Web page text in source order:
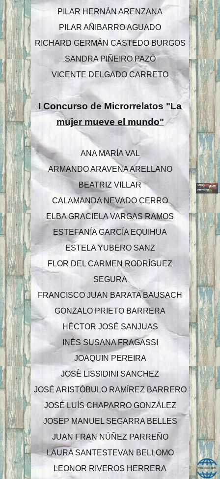
PILAR HERNÁN ARENZANA
PILAR AÑIBARRO AGUADO
RICHARD GERMÁN CASTEDO BURGOS
SANDRA PIÑEIRO PAZÓ
VICENTE DELGADO CARRETO
I Concurso de Microrrelatos "La
mujer mueve el mundo"
ANA MARÍA VAL
ARMANDO ARAVENA ARELLANO
BEATRIZ VILLAR
CALAMANDA NEVADO CERRO
ELBA GRACIELA VARGAS RAMOS
ESTEFANÍA GARCÍA EQUIHUA
ESTELA YUBERO SANZ
FLOR DEL CARMEN RODRÍGUEZ
SEGURA
FRANCISCO JUAN BARATA BAUSACH
GONZALO PRIETO BARRERA
HÉCTOR JOSÉ SANJUAS
INÉS SUSANA FRAGASSI
JOAQUIN PEREIRA
JOSÈ LISSIDINI SANCHEZ
JOSÉ ARISTÓBULO RAMÍREZ BARRERO
JOSÉ LUÍS CHAPARRO GONZÁLEZ
JOSEP MANUEL SEGARRA BELLES
JUAN FRAN NÚÑEZ PARREÑO
LAURA SANTESTEVAN BELLOMO
LEONOR RIVEROS HERRERA